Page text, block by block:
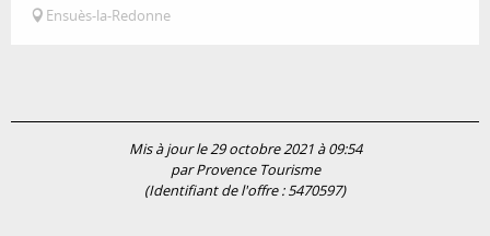
Ensuès-la-Redonne
Mis à jour le 29 octobre 2021 à 09:54
par Provence Tourisme
(Identifiant de l'offre :5470597)